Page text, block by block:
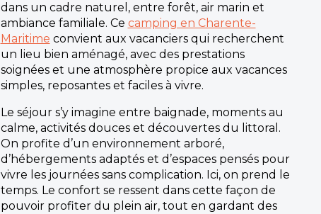
dans un cadre naturel, entre forêt, air marin et
ambiance familiale. Ce camping en Charente-
Maritime convient aux vacanciers qui recherchent
un lieu bien aménagé, avec des prestations
soignées et une atmosphère propice aux vacances
simples, reposantes et faciles à vivre.
Le séjour s’y imagine entre baignade, moments au
calme, activités douces et découvertes du littoral.
On profite d’un environnement arboré,
d’hébergements adaptés et d’espaces pensés pour
vivre les journées sans complication. Ici, on prend le
temps. Le confort se ressent dans cette façon de
pouvoir profiter du plein air, tout en gardant des